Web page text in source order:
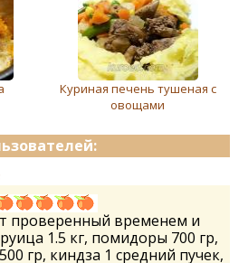
Куриная печень тушеная с
овощами
проверенный временем и
1.5 кг, помидоры 700 гр,
гр, киндза 1 средний пучек,